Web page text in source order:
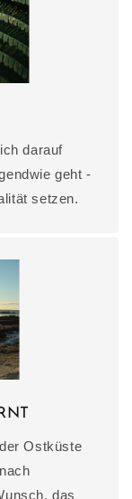
darauf
geht -
setzen.
Ostküste
das